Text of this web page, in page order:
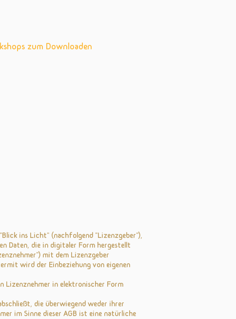
zum Downloaden
ins Licht" (nachfolgend "Lizenzgeber"),
Daten, die in digitaler Form hergestellt
mit dem Lizenzgeber
wird der Einbeziehung von eigenen
Lizenznehmer in elektronischer Form
die überwiegend weder ihrer
im Sinne dieser AGB ist eine natürliche